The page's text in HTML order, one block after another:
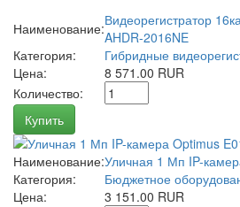
Наименование:Видеорегистратор
AHDR-2016NE
Категория:
Гибридные
Цена:
8 571.00 RUR
Количество:
Купить
Наименование:Уличная 1 Мп IP-
Категория:
Бюджетное
Цена:
3 151.00 RUR